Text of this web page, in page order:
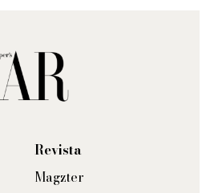
Revista
Magzter